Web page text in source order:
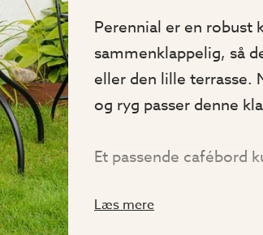
Perennial er en robust
sammenklappelig, så
eller den lille terrasse.
og ryg passer denne
Et passende cafébord
cafésæt.
Læs mere